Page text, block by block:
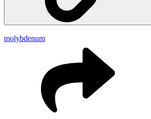
molybdenum